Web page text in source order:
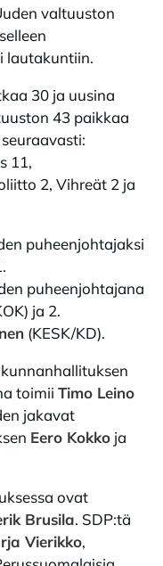
valtuuston
lautakuntiin.
30 ja uusina
43 paikkaa
11,
2, Vihreät 2 ja
puheenjohtajaksi
puheenjohtajana
ja 2.
(KESK/KD).
toimii Timo Leino
jakavat
Eero Kokko ja
ovat
Brusila. SDP:tä
Vierikko,